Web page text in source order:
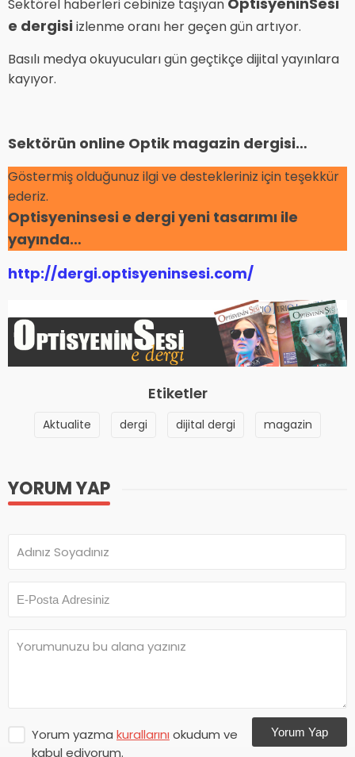
Sektörel haberleri cebinize taşıyan
e dergisi izlenme oranı her geçen gün artıyor.
Basılı medya okuyucuları gün geçtikçe dijital yayınlara
kayıyor.
Sektörün online Optik magazin dergisi…
Göstermiş olduğunuz ilgi ve destekleriniz için teşekkür
ederiz.
Optisyeninsesi e dergi yeni tasarımı ile
yayında…
http://dergi.optisyeninsesi.com/
Etiketler
Aktualite dergi dijital dergi magazin
YORUM YAP
Yorum yazma kurallarını okudum ve
kabul ediyorum.
Yorum Yap